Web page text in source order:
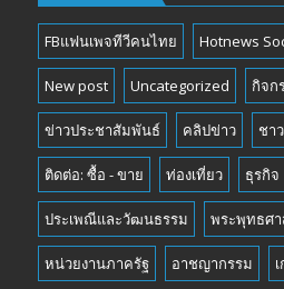
FBแฟนเพจทีวีคนไทย Hotnews
New post Uncategorized กิจก
ข่าวประชาสัมพันธ์ คลิปข่าว ชา
ติดต่อ: ซื้อ - ขาย ท่องเที่ยว ธุรกิจ
ประเพณีและวัฒนธรรม พระพุทธศ
หน่วยงานภาครัฐ อาชญากรรม